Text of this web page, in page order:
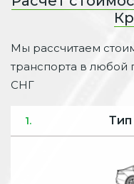
Мы рассчитаем
транспорта в любой
СНГ
1. Тип